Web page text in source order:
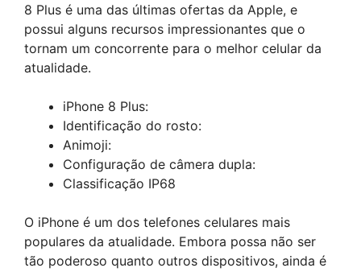
8 Plus é uma das últimas ofertas da Apple, e
possui alguns recursos impressionantes que o
tornam um concorrente para o melhor celular da
atualidade.
iPhone 8 Plus:
Identificação do rosto:
Animoji:
Configuração de câmera dupla:
Classificação IP68
O iPhone é um dos telefones celulares mais
populares da atualidade. Embora possa não ser
tão poderoso quanto outros dispositivos, ainda é